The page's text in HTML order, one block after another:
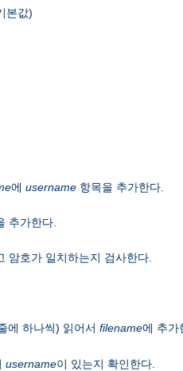
본값)
에 username 항목을 추가한다.
추가한다.
암호가 일치하는지 검사한다.
에 하나씩) 읽어서 filename에 추가
username이 있는지 확인한다.